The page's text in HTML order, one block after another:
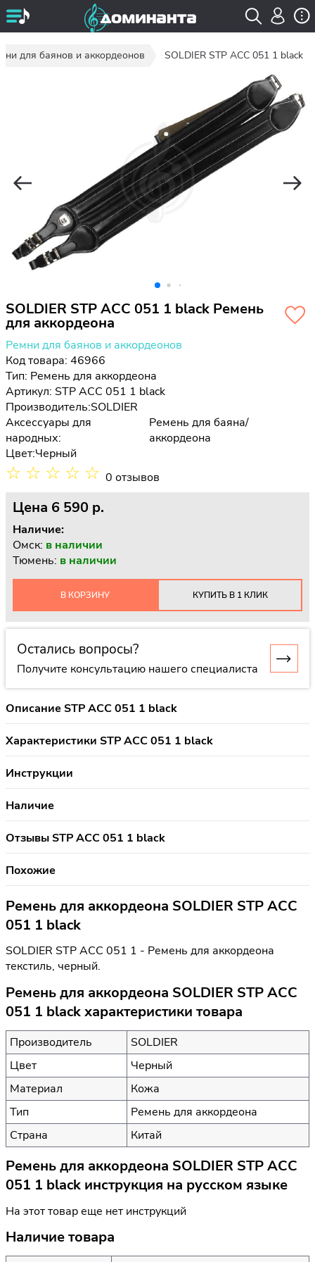
для баянов и аккордеонов SOLDIER STP ACC 051 1 black
SOLDIER STP ACC 051 1 black Ремень
для аккордеона
Ремни для баянов и аккордеонов
Код товара: 46966
Тип: Ремень для аккордеона
Артикул: STP ACC 051 1 black
Производитель:SOLDIER
Аксессуары для
народных:
Ремень для баяна/
аккордеона
Цвет:Черный
☆ ☆ ☆ ☆ ☆ 0 отзывов
Цена 6 590 p.
Наличие:
Омск: в наличии
Тюмень: в наличии
В КОРЗИНУ КУПИТЬ В 1 КЛИК
Остались вопросы?
Получите консультацию нашего специалиста
Описание STP ACC 051 1 black
Характеристики STP ACC 051 1 black
Инструкции
Наличие
Отзывы STP ACC 051 1 black
Похожие
Ремень для аккордеона SOLDIER STP ACC
051 1 black
SOLDIER STP ACC 051 1 - Ремень для аккордеона
текстиль, черный.
Ремень для аккордеона SOLDIER STP ACC
051 1 black характеристики товара
Производитель
SOLDIER
Цвет
Черный
Материал
Кожа
Тип
Ремень для аккордеона
Страна
Китай
Ремень для аккордеона SOLDIER STP ACC
051 1 black инструкция на русском языке
На этот товар еще нет инструкций
Наличие товара